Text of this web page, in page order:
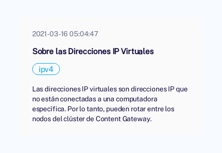
2021-03-16 05:04:47
Sobre las Direcciones IP Virtuales
ipv4
Las direcciones IP virtuales son direcciones IP que
no están conectadas a una computadora
específica. Por lo tanto, pueden rotar entre los
nodos del clúster de Content Gateway.